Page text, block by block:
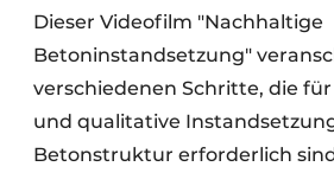
Dieser Videofilm "Nachhaltige
Betoninstandsetzung"
verschiedenen Schritte, die
und qualitative
Betonstruktur erforderlich